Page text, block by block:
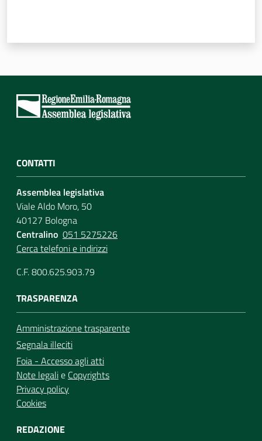
CONTATTI
Assemblea legislativa
Viale Aldo Moro, 50
40127 Bologna
Centralino 051 5275226
Cerca telefoni e indirizzi
C.F. 800.625.903.79
TRASPARENZA
Amministrazione trasparente
Segnala illeciti
Foia - Accesso agli atti
Note legalie Copyrights
Privacy policy
Cookies
REDAZIONE